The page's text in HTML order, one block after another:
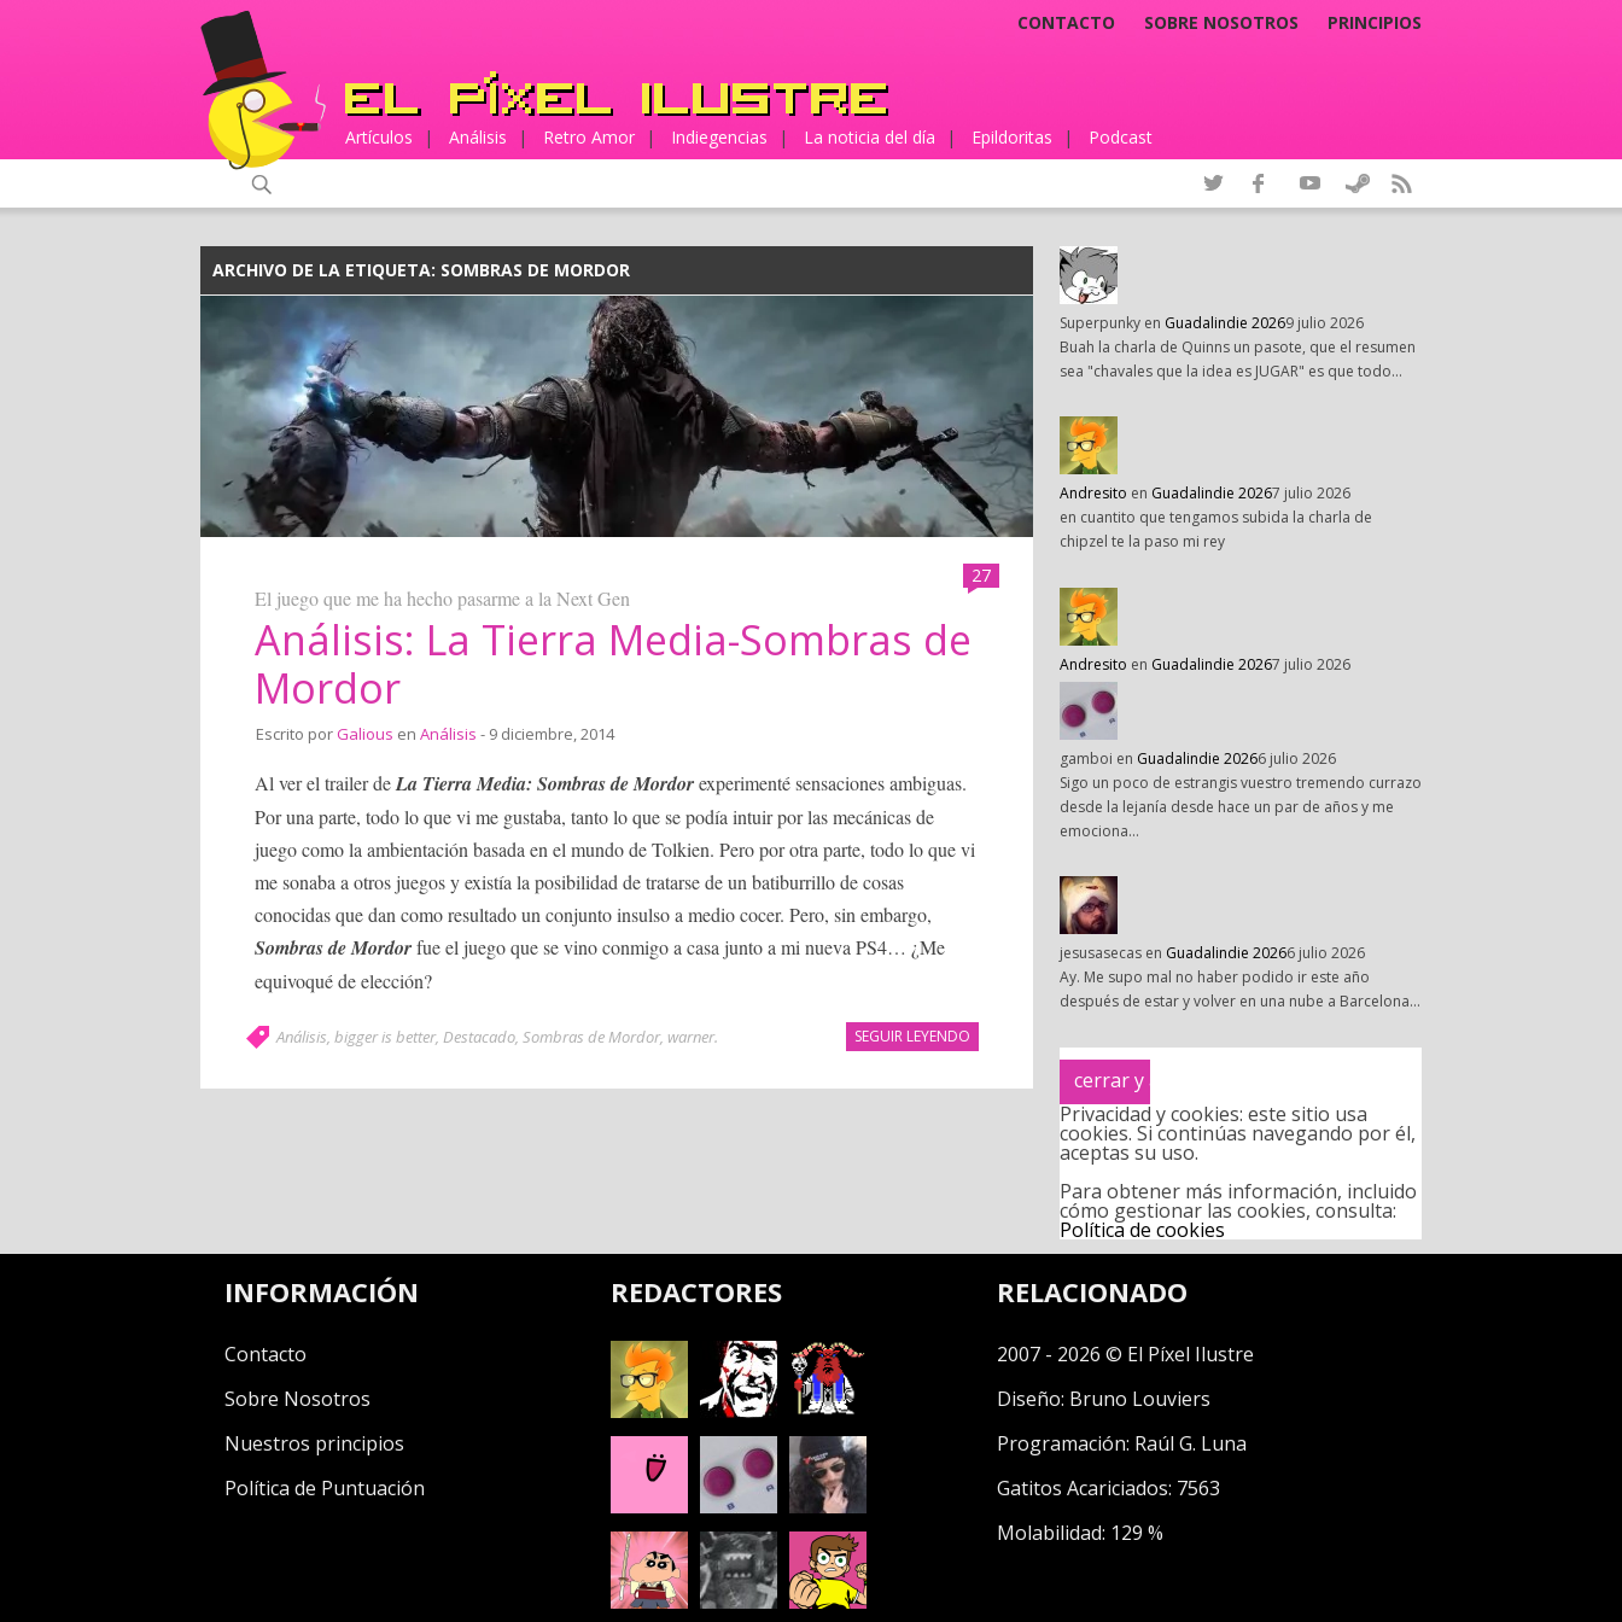
CONTACTO SOBRE NOSOTROS PRINCIPIOS
Artículos | Análisis | Retro Amor | Indiegencias | La noticia del día | Epildoritas | Podcast
ARCHIVO DE LA ETIQUETA: SOMBRAS DE MORDOR
27
El juego que me ha hecho pasarme a la Next Gen
Análisis: La Tierra Media-Sombras de
Mordor
Escrito por Galious en Análisis - 9 diciembre, 2014
Al ver el trailer deLa Tierra Media: Sombras de Mordorexperimenté sensaciones ambiguas.
Por una parte, todo lo que vi me gustaba, tanto lo que se podía intuir por las mecánicas de
juego como la ambientación basada en el mundo de Tolkien. Pero por otra parte, todo lo que vi
me sonaba a otros juegos y existía la posibilidad de tratarse de un batiburrillo de cosas
conocidas que dan como resultado un conjunto insulso a medio cocer. Pero, sin embargo,
Sombras de Mordorfue el juego que se vino conmigo a casa junto a mi nueva PS4… ¿Me
equivoqué de elección?
SEGUIR LEYENDO
Análisis, bigger is better, Destacado, Sombras de Mordor, warner.
Superpunky en Guadalindie 20269 julio 2026
Buah la charla de Quinns un pasote, que el resumen
sea "chavales que la idea es JUGAR" es que todo…
Andresito en Guadalindie 20267 julio 2026
en cuantito que tengamos subida la charla de
chipzel te la paso mi rey
Andresito en Guadalindie 20267 julio 2026
gamboi en Guadalindie 20266 julio 2026
Sigo un poco de estrangis vuestro tremendo currazo
desde la lejanía desde hace un par de años y me
emociona…
jesusasecas en Guadalindie 20266 julio 2026
Ay. Me supo mal no haber podido ir este año
después de estar y volver en una nube a Barcelona…
Privacidad y cookies: este sitio usa
cookies. Si continúas navegando por él,
aceptas su uso.
Para obtener más información, incluido
cómo gestionar las cookies, consulta:
Política de cookies
INFORMACIÓN
Contacto
Sobre Nosotros
Nuestros principios
Política de Puntuación
REDACTORES RELACIONADO
2007 - 2026 © El Píxel Ilustre
Diseño: Bruno Louviers
Programación: Raúl G. Luna
Gatitos Acariciados: 7563
Molabilidad: 129 %